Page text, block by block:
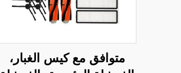
متوافق مع كيس الغبار،